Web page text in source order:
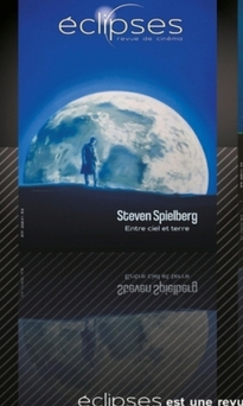
Imprimer article
Retour à la liste
Alain Corneau, décédé le 30 août 2010, était un cinéaste véritablement inégal,
(
et
chef-
sur